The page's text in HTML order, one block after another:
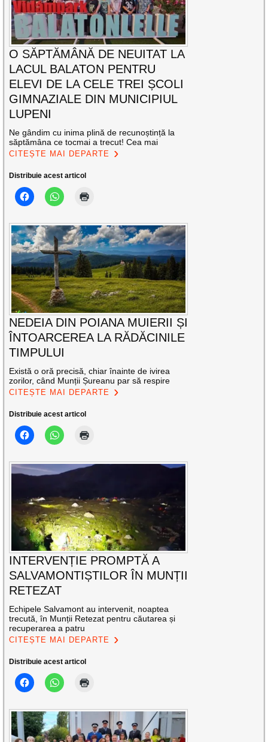
O SĂPTĂMÂNĂ DE NEUITAT LA
LACUL BALATON PENTRU
ELEVI DE LA CELE TREI ȘCOLI
GIMNAZIALE DIN MUNICIPIUL
LUPENI
Ne gândim cu inima plină de recunoștință la
săptămâna ce tocmai a trecut! Cea mai
CITEȘTE MAI DEPARTE
Distribuie acest articol
NEDEIA DIN POIANA MUIERII ȘI
ÎNTOARCEREA LA RĂDĂCINILE
TIMPULUI
Există o oră precisă, chiar înainte de ivirea
zorilor, când Munții Șureanu par să respire
CITEȘTE MAI DEPARTE
Distribuie acest articol
INTERVENȚIE PROMPTĂ A
SALVAMONTIȘTILOR ÎN MUNȚII
RETEZAT
Echipele Salvamont au intervenit, noaptea
trecută, în Munții Retezat pentru căutarea și
recuperarea a patru
CITEȘTE MAI DEPARTE
Distribuie acest articol